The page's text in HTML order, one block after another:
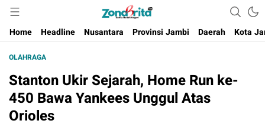
Berita Harian Negeri
Home
Headline Nusantara Provinsi Jambi Daerah Kota
OLAHRAGA
Stanton Ukir Sejarah, Home Run ke-
450 Bawa Yankees Unggul Atas
Orioles